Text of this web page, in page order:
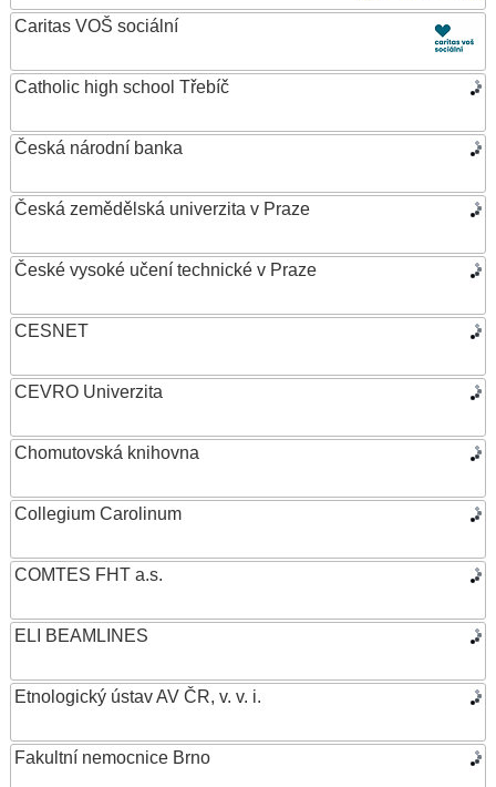
Caritas VOŠ sociální
Catholic high school Třebíč
Česká národní banka
Česká zemědělská univerzita v Praze
České vysoké učení technické v Praze
CESNET
CEVRO Univerzita
Chomutovská knihovna
Collegium Carolinum
COMTES FHT a.s.
ELI BEAMLINES
Etnologický ústav AV ČR, v. v. i.
Fakultní nemocnice Brno